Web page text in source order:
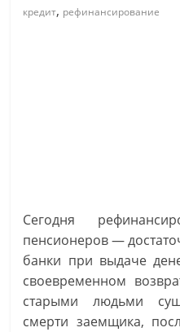
кредит, рефинансирование
Сегодня
пенсионеров —
банки при выдаче
своевременном
старыми людьми
смерти заемщика,